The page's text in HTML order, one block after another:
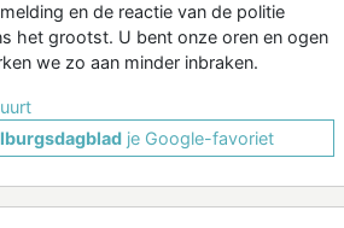
en de reactie van de politie
het grootst. U bent onze oren en ogen
we zo aan minder inbraken.
je Google-favoriet